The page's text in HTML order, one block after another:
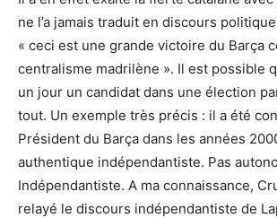
ne l’a jamais traduit en discours
« ceci est une grande victoire du Barça
centralisme madrilène ». Il est possible
un jour un candidat dans une élection
tout. Un exemple très précis : il a été
Président du Barça dans les années
authentique indépendantiste. Pas
Indépendantiste. A ma connaissance,
relayé le discours indépendantiste de